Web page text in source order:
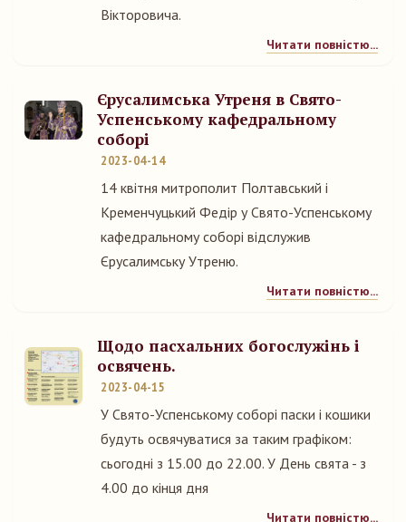
Вікторовича.
Читати повністю...
Єрусалимська Утреня в Свято-
Успенському кафедральному
соборі
2023-04-14
14 квітня митрополит Полтавський і
Кременчуцький Федір у Свято-Успенському
кафедральному соборі відслужив
Єрусалимську Утреню.
Читати повністю...
Щодо пасхальних богослужінь і
освячень.
2023-04-15
У Свято-Успенському соборі паски і кошики
будуть освячуватися за таким графіком:
сьогодні з 15.00 до 22.00. У День свята - з
4.00 до кінця дня
Читати повністю...